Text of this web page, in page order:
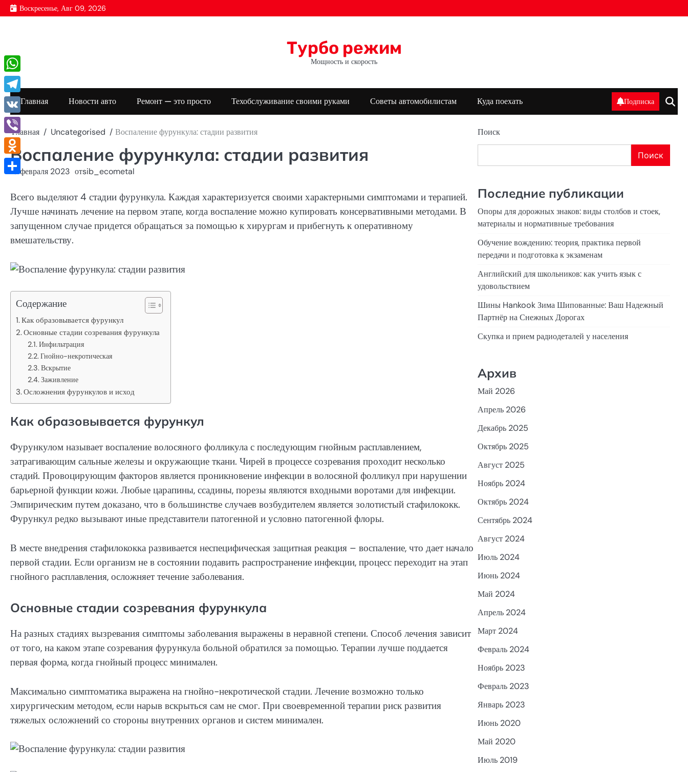
Перейти
к
Воскресенье, Авг 09, 2026
Турбо режим
Мощность и скорость
Главная Новости авто Ремонт — это просто Техобслуживание своими руками Советы автомобилистам Куда поехать Подписка
Главная Uncategorised Воспаление фурункула: стадии развития
Воспаление фурункула: стадии развития
18 февраля 2023 отsib_ecometal
Всего выделяют 4 стадии фурункула. Каждая характеризуется своими характерными симптомами и терапией.
Лучше начинать лечение на первом этапе, когда воспаление можно купировать консервативными методами. В
запущенном случае придется обращаться за помощью к хирургам и прибегнуть к оперативному
вмешательству.
Содержание
Как образовывается фурункул
Основные стадии созревания фурункула
Инфильтрация
Гнойно-некротическая
Вскрытие
Заживление
Осложнения фурункулов и исход
Как образовывается фурункул
Фурункулом называет воспаление волосяного фолликула с последующим гнойным расплавлением,
затрагивающим сальные железы и окружающие ткани. Чирей в процессе созревания проходит несколько
стадий. Провоцирующим факторов является проникновение инфекции в волосяной фолликул при нарушении
барьерной функции кожи. Любые царапины, ссадины, порезы являются входными воротами для инфекции.
Эмпирическим путем доказано, что в большинстве случаев возбудителем является золотистый стафилококк.
Фурункул редко вызывают иные представители патогенной и условно патогенной флоры.
В месте внедрения стафилококка развивается неспецифическая защитная реакция – воспаление, что дает начало
первой стадии. Если организм не в состоянии подавить распространение инфекции, процесс переходит на этап
гнойного расплавления, осложняет течение заболевания.
Основные стадии созревания фурункула
На разных стадиях вызревания симптомы заболевания выражены в неравной степени. Способ лечения зависит
от того, на каком этапе созревания фурункула больной обратился за помощью. Терапии лучше поддается
первая форма, когда гнойный процесс минимален.
Максимально симптоматика выражена на гнойно-некротической стадии. Лечение возможно только
хирургическим методом, если нарыв вскрыться сам не смог. При своевременной терапии риск развития
тяжелых осложнений со стороны внутренних органов и систем минимален.
Поиск
Поиск
Последние публикации
Опоры для дорожных знаков: виды столбов и стоек,
материалы и нормативные требования
Обучение вождению: теория, практика первой
передачи и подготовка к экзаменам
Английский для школьников: как учить язык с
удовольствием
Шины Hankook Зима Шипованные: Ваш Надежный
Партнёр на Снежных Дорогах
Скупка и прием радиодеталей у населения
Архив
Май 2026
Апрель 2026
Декабрь 2025
Октябрь 2025
Август 2025
Ноябрь 2024
Октябрь 2024
Сентябрь 2024
Август 2024
Июль 2024
Июнь 2024
Май 2024
Апрель 2024
Март 2024
Февраль 2024
Ноябрь 2023
Февраль 2023
Январь 2023
Июнь 2020
Май 2020
Июль 2019
WhatsApp
Telegram
VK
Viber
Odnoklassniki